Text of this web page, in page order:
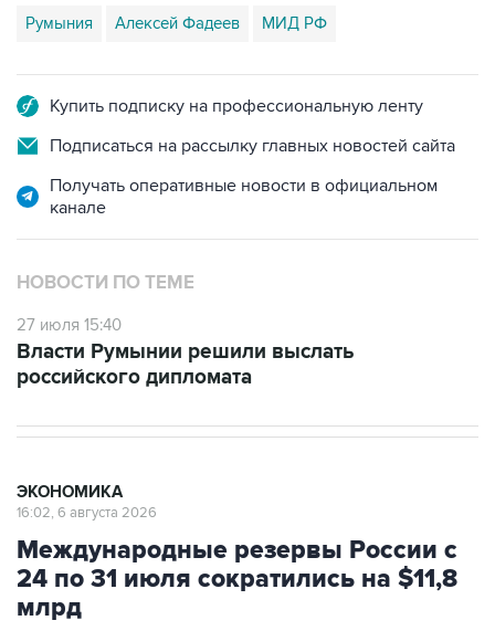
Румыния Алексей Фадеев МИД РФ
Купить подписку на профессиональную ленту
Подписаться на рассылку главных новостей сайта
Получать оперативные новости в официальном
канале
НОВОСТИ ПО ТЕМЕ
27 июля 15:40
Власти Румынии решили выслать
российского дипломата
ЭКОНОМИКА
16:02, 6 августа 2026
Международные резервы России с
24 по 31 июля сократились на $11,8
млрд